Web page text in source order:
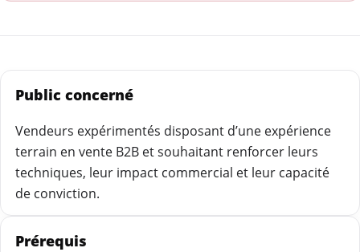
Public concerné
Vendeurs expérimentés disposant d’une expérience
terrain en vente B2B et souhaitant renforcer leurs
techniques, leur impact commercial et leur capacité
de conviction.
Prérequis